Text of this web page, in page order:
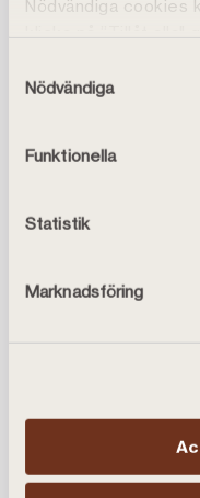
Nödvändiga cookies
Du kan läsa mer,
behandlar dina
Nödvändiga
Funktionella
Statistik
Marknadsföring
Län för län: Så stor del
Stockholms län
Västra
Uppsala län